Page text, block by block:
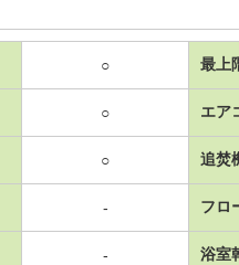
○ 最上
○ エア
○ 追焚
- フロ
- 浴室